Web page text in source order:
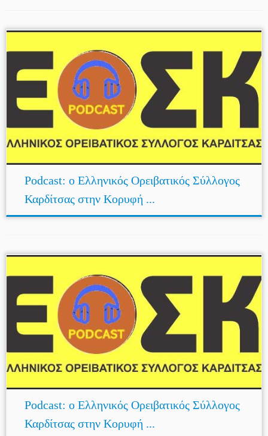
Podcast: ο Ελληνικός Ορειβατικός Σύλλογος
Καρδίτσας στην Κορυφή ...
Podcast: ο Ελληνικός Ορειβατικός Σύλλογος
Καρδίτσας στην Κορυφή ...